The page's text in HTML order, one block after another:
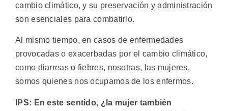
cambio climático, y su preservación y administración
son esenciales para combatirlo.
Al mismo tiempo, en casos de enfermedades
provocadas o exacerbadas por el cambio climático,
como diarreas o fiebres, nosotras, las mujeres,
somos quienes nos ocupamos de los enfermos.
IPS: En este sentido, ¿la mujer también